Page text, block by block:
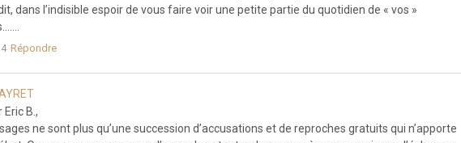
dans l’indisible espoir de vous faire voir une petite partie du quotidien de « vos »
Répondre
Eric B.,
ne sont plus qu’une succession d’accusations et de reproches gratuits qui n’apporte